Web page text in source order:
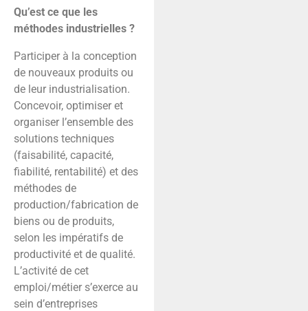
Qu’est ce que les
méthodes industrielles ?
Participer à la conception
de nouveaux produits ou
de leur industrialisation.
Concevoir, optimiser et
organiser l’ensemble des
solutions techniques
(faisabilité, capacité,
fiabilité, rentabilité) et des
méthodes de
production/fabrication de
biens ou de produits,
selon les impératifs de
productivité et de qualité.
L’activité de cet
emploi/métier s’exerce au
sein d’entreprises